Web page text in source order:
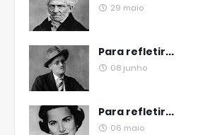
29 maio
Para refletir...
08 junho
Para refletir...
06 maio